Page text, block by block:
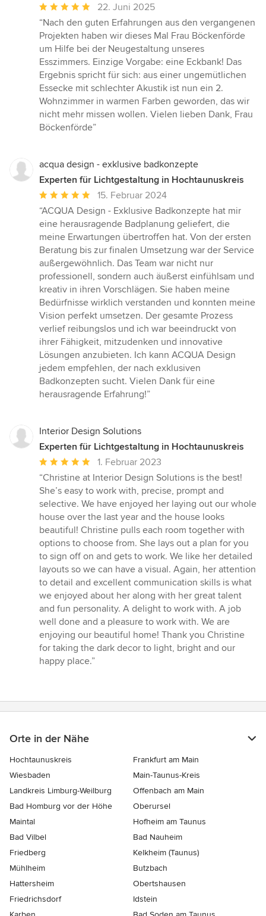
Durchschnittliche
Bewertung:
5
von
5
Sternen
22. Juni 2025
“Nach den guten Erfahrungen aus den vergangenen
Projekten haben wir dieses Mal Frau Böckenförde
um Hilfe bei der Neugestaltung unseres
Esszimmers. Einzige Vorgabe: eine Eckbank! Das
Ergebnis spricht für sich: aus einer ungemütlichen
Essecke mit schlechter Akustik ist nun ein 2.
Wohnzimmer in warmen Farben geworden, das wir
nicht mehr missen wollen. Vielen lieben Dank, Frau
Böckenförde”
acqua design - exklusive badkonzepte
Experten für Lichtgestaltung in Hochtaunuskreis
Durchschnittliche
Bewertung:
5
von
5
Sternen
15. Februar 2024
“ACQUA Design - Exklusive Badkonzepte hat mir
eine herausragende Badplanung geliefert, die
meine Erwartungen übertroffen hat. Von der ersten
Beratung bis zur finalen Umsetzung war der Service
außergewöhnlich. Das Team war nicht nur
professionell, sondern auch äußerst einfühlsam und
kreativ in ihren Vorschlägen. Sie haben meine
Bedürfnisse wirklich verstanden und konnten meine
Vision perfekt umsetzen. Der gesamte Prozess
verlief reibungslos und ich war beeindruckt von
ihrer Fähigkeit, mitzudenken und innovative
Lösungen anzubieten. Ich kann ACQUA Design
jedem empfehlen, der nach exklusiven
Badkonzepten sucht. Vielen Dank für eine
herausragende Erfahrung!”
Interior Design Solutions
Experten für Lichtgestaltung in Hochtaunuskreis
Durchschnittliche
Bewertung:
5
von
5
Sternen
1. Februar 2023
“Christine at Interior Design Solutions is the best!
She’s easy to work with, precise, prompt and
selective. We have enjoyed her laying out our whole
house over the last year and the house looks
beautiful! Christine pulls each room together with
options to choose from. She lays out a plan for you
to sign off on and gets to work. We like her detailed
layouts so we can have a visual. Again, her attention
to detail and excellent communication skills is what
we enjoyed about her along with her great talent
and fun personality. A delight to work with. A job
well done and a pleasure to work with. We are
enjoying our beautiful home! Thank you Christine
for taking the dark decor to light, bright and our
happy place.”
Orte in der Nähe
Hochtaunuskreis
Frankfurt am Main
Wiesbaden
Main-Taunus-Kreis
Landkreis Limburg-Weilburg
Offenbach am Main
Bad Homburg vor der Höhe
Oberursel
Maintal
Hofheim am Taunus
Bad Vilbel
Bad Nauheim
Friedberg
Kelkheim (Taunus)
Mühlheim
Butzbach
Hattersheim
Obertshausen
Friedrichsdorf
Idstein